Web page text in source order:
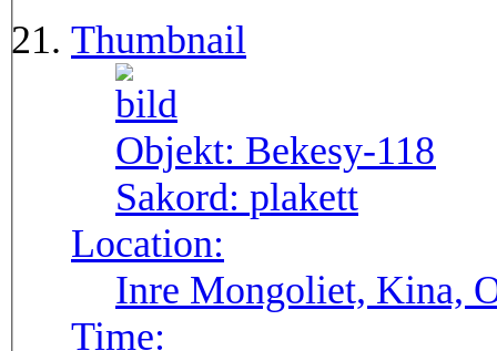
Thumbnail
Objekt: Bekesy-118
Sakord: plakett
Location:
Inre Mongoliet, Kina,
Time: